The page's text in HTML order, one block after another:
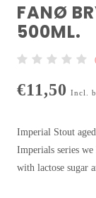
FANØ
500ML.
€11,50 Incl.
Imperial Stout
Imperials series
with lactose sugar